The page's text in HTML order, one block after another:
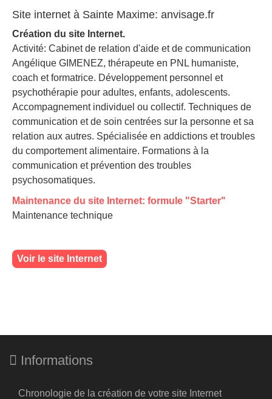
Site internet à Sainte Maxime: anvisage.fr
Création du site Internet.
Activité: Cabinet de relation d'aide et de communication
Angélique GIMENEZ, thérapeute en PNL humaniste,
coach et formatrice. Développement personnel et
psychothérapie pour adultes, enfants, adolescents.
Accompagnement individuel ou collectif. Techniques de
communication et de soin centrées sur la personne et sa
relation aux autres. Spécialisée en addictions et troubles
du comportement alimentaire. Formations à la
communication et prévention des troubles
psychosomatiques.
Maintenance du site Internet: formule "Starter"
Maintenance technique
Voir le site Internet
Informations
Chronologie de la création de votre site Internet